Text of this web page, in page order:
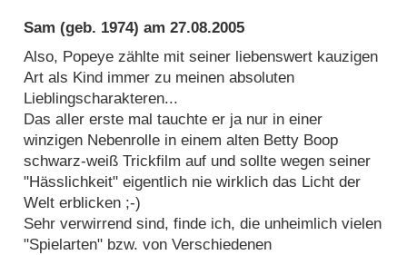
Sam (geb. 1974) am27.08.2005
Also, Popeye zählte mit seiner liebenswert kauzigen
Art als Kind immer zu meinen absoluten
Lieblingscharakteren...
Das aller erste mal tauchte er ja nur in einer
winzigen Nebenrolle in einem alten Betty Boop
schwarz-weiß Trickfilm auf und sollte wegen seiner
"Hässlichkeit" eigentlich nie wirklich das Licht der
Welt erblicken ;-)
Sehr verwirrend sind, finde ich, die unheimlich vielen
"Spielarten" bzw. von Verschiedenen